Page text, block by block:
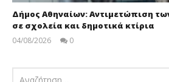
Δήμος Αθηναίων: Αντιμετώπιση
σε σχολεία και δημοτικά κτίρια
04/08/2026
0